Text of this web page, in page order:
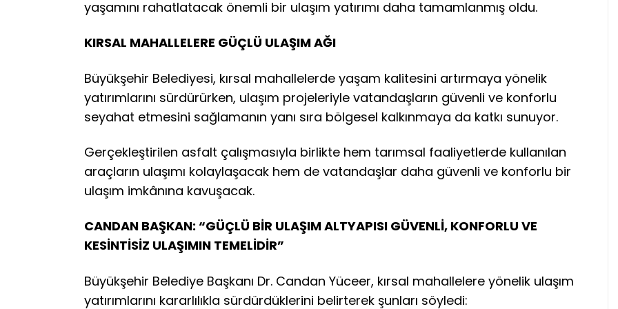
yaşamını rahatlatacak önemli bir ulaşım yatırımı daha tamamlanmış oldu.
KIRSAL MAHALLELERE GÜÇLÜ ULAŞIM AĞI
Büyükşehir Belediyesi, kırsal mahallelerde yaşam kalitesini artırmaya yönelik
yatırımlarını sürdürürken, ulaşım projeleriyle vatandaşların güvenli ve konforlu
seyahat etmesini sağlamanın yanı sıra bölgesel kalkınmaya da katkı sunuyor.
Gerçekleştirilen asfalt çalışmasıyla birlikte hem tarımsal faaliyetlerde kullanılan
araçların ulaşımı kolaylaşacak hem de vatandaşlar daha güvenli ve konforlu bir
ulaşım imkânına kavuşacak.
CANDAN BAŞKAN: “GÜÇLÜ BİR ULAŞIM ALTYAPISI GÜVENLİ, KONFORLU VE
KESİNTİSİZ ULAŞIMIN TEMELİDİR”
Büyükşehir Belediye Başkanı Dr. Candan Yüceer, kırsal mahallelere yönelik ulaşım
yatırımlarını kararlılıkla sürdürdüklerini belirterek şunları söyledi: